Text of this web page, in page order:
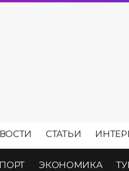
СТАТЬИ
ЭКОНОМИКА